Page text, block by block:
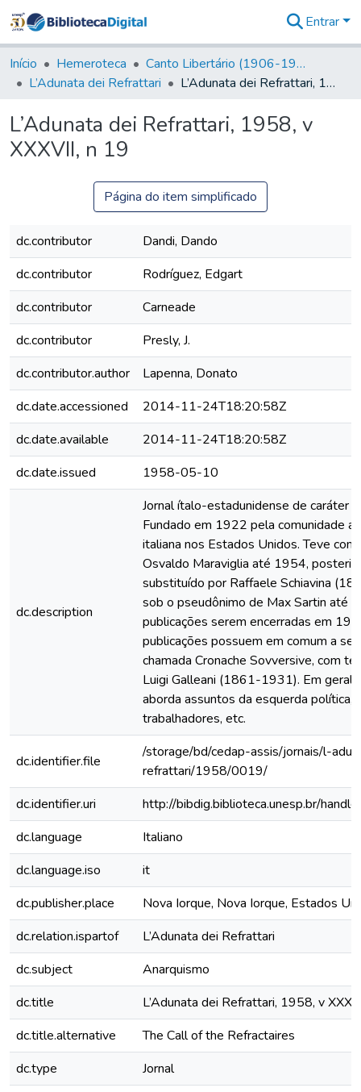
&
Coleções
Tudo na
Digital
Entrar
Início Hemeroteca
Canto Libertário (1906-1995)
L’Adunata dei Refrattari
L’Adunata dei Refrattari, 1958, v XXXVII, n 19
L’Adunata dei Refrattari, 1958, v
XXXVII, n 19
Página do item simplificado
dc.contributor
Dandi, Dando
dc.contributor
Rodríguez, Edgart
dc.contributor
Carneade
dc.contributor
Presly, J.
dc.contributor.author
Lapenna, Donato
dc.date.accessioned
2014-11-24T18:20:58Z
dc.date.available
2014-11-24T18:20:58Z
dc.date.issued
1958-05-10
dc.description
Jornal ítalo-estadunidense de caráter
Fundado em 1922 pela comunidade
italiana nos Estados Unidos. Teve
Osvaldo Maraviglia até 1954,
substituído por Raffaele Schiavina
sob o pseudônimo de Max Sartin até
publicações serem encerradas em
publicações possuem em comum a
chamada Cronache Sovversive, com
Luigi Galleani (1861-1931). Em geral,
aborda assuntos da esquerda política,
trabalhadores, etc.
dc.identifier.file
/storage/bd/cedap-assis/jornais/l-
refrattari/1958/0019/
dc.identifier.uri
http://bibdig.biblioteca.unesp.br/
dc.language
Italiano
dc.language.iso
it
dc.publisher.place
Nova Iorque, Nova Iorque, Estados
dc.relation.ispartof
L’Adunata dei Refrattari
dc.subject
Anarquismo
dc.title
L’Adunata dei Refrattari, 1958, v
dc.title.alternative
The Call of the Refractaires
dc.type
Jornal